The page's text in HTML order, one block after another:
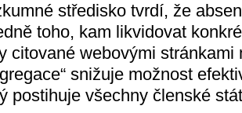
středisko tvrdí, že
toho, kam likvidovat
citované webovými
snižuje možnost
postihuje všechny členské